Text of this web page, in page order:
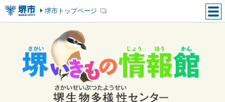
堺市トップページ